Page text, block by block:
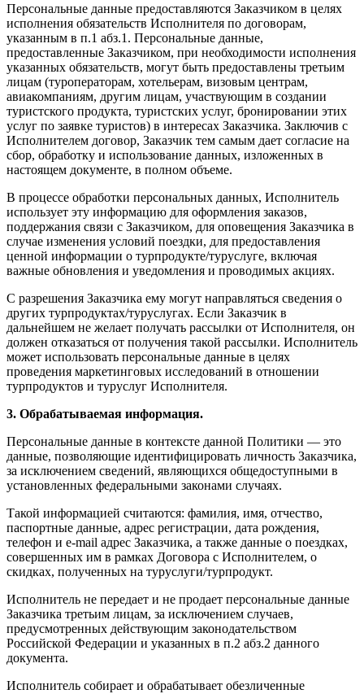
Персональные данные предоставляются Заказчиком в целях
исполнения обязательств Исполнителя по договорам,
указанным в п.1 абз.1. Персональные данные,
предоставленные Заказчиком, при необходимости исполнения
указанных обязательств, могут быть предоставлены третьим
лицам (туроператорам, хотельерам, визовым центрам,
авиакомпаниям, другим лицам, участвующим в создании
туристского продукта, туристских услуг, бронировании этих
услуг по заявке туристов) в интересах Заказчика. Заключив с
Исполнителем договор, Заказчик тем самым дает согласие на
сбор, обработку и использование данных, изложенных в
настоящем документе, в полном объеме.
В процессе обработки персональных данных, Исполнитель
использует эту информацию для оформления заказов,
поддержания связи с Заказчиком, для оповещения Заказчика в
случае изменения условий поездки, для предоставления
ценной информации о турпродукте/туруслуге, включая
важные обновления и уведомления и проводимых акциях.
С разрешения Заказчика ему могут направляться сведения о
других турпродуктах/туруслугах. Если Заказчик в
дальнейшем не желает получать рассылки от Исполнителя, он
должен отказаться от получения такой рассылки. Исполнитель
может использовать персональные данные в целях
проведения маркетинговых исследований в отношении
турпродуктов и туруслуг Исполнителя.
3. Обрабатываемая информация.
Персональные данные в контексте данной Политики — это
данные, позволяющие идентифицировать личность Заказчика,
за исключением сведений, являющихся общедоступными в
установленных федеральными законами случаях.
Такой информацией считаются: фамилия, имя, отчество,
паспортные данные, адрес регистрации, дата рождения,
телефон и e-mail адрес Заказчика, а также данные о поездках,
совершенных им в рамках Договора с Исполнителем, о
скидках, полученных на туруслуги/турпродукт.
Исполнитель не передает и не продает персональные данные
Заказчика третьим лицам, за исключением случаев,
предусмотренных действующим законодательством
Российской Федерации и указанных в п.2 абз.2 данного
документа.
Исполнитель собирает и обрабатывает обезличенные